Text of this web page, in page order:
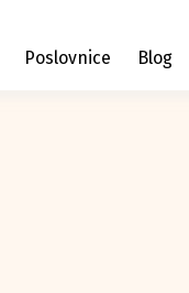
Poslovnice Blog